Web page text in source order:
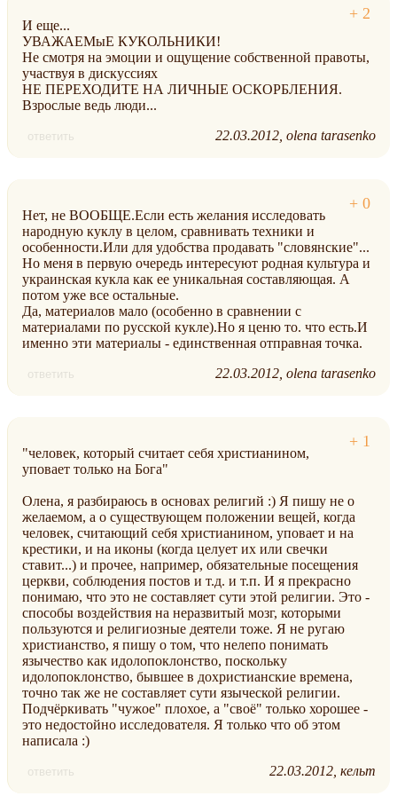
И еще...
УВАЖАЕМыЕ КУКОЛЬНИКИ!
Не смотря на эмоции и ощущение собственной правоты,
участвуя в дискуссиях
НЕ ПЕРЕХОДИТЕ НА ЛИЧНЫЕ ОСКОРБЛЕНИЯ.
Взрослые ведь люди...
ответить 22.03.2012 olena tarasenko
Нет, не ВООБЩЕ.Если есть желания исследовать
народную куклу в целом, сравнивать техники и
особенности.Или для удобства продавать "словянские"...
Но меня в первую очередь интересуют родная культура и
украинская кукла как ее уникальная составляющая. А
потом уже все остальные.
Да, материалов мало (особенно в сравнении с
материалами по русской кукле).Но я ценю то. что есть.И
именно эти материалы - единственная отправная точка.
ответить 22.03.2012 olena tarasenko
"человек, который считает себя христианином,
уповает только на Бога"
Олена, я разбираюсь в основах религий :) Я пишу не о
желаемом, а о существующем положении вещей, когда
человек, считающий себя христианином, уповает и на
крестики, и на иконы (когда целует их или свечки
ставит...) и прочее, например, обязательные посещения
церкви, соблюдения постов и т.д. и т.п. И я прекрасно
понимаю, что это не составляет сути этой религии. Это -
способы воздействия на неразвитый мозг, которыми
пользуются и религиозные деятели тоже. Я не ругаю
христианство, я пишу о том, что нелепо понимать
язычество как идолопоклонство, поскольку
идолопоклонство, бывшее в дохристианские времена,
точно так же не составляет сути языческой религии.
Подчёркивать "чужое" плохое, а "своё" только хорошее -
это недостойно исследователя. Я только что об этом
написала :)
ответить 22.03.2012 кельт